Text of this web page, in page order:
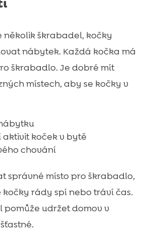
několik škrabadel, kočky
nábytek. Každá kočka má
škrabadlo. Je dobré mít
místech, aby se kočky v
aktivit koček v bytě
chování
správné místo pro škrabadlo,
rády spí nebo tráví čas.
pomůže udržet domov v